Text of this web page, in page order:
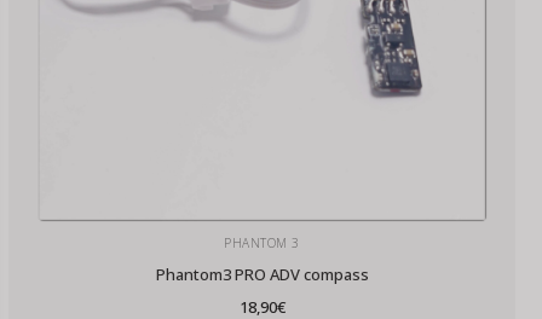
PHANTOM 3
Phantom3 PRO ADV compass
18,90€